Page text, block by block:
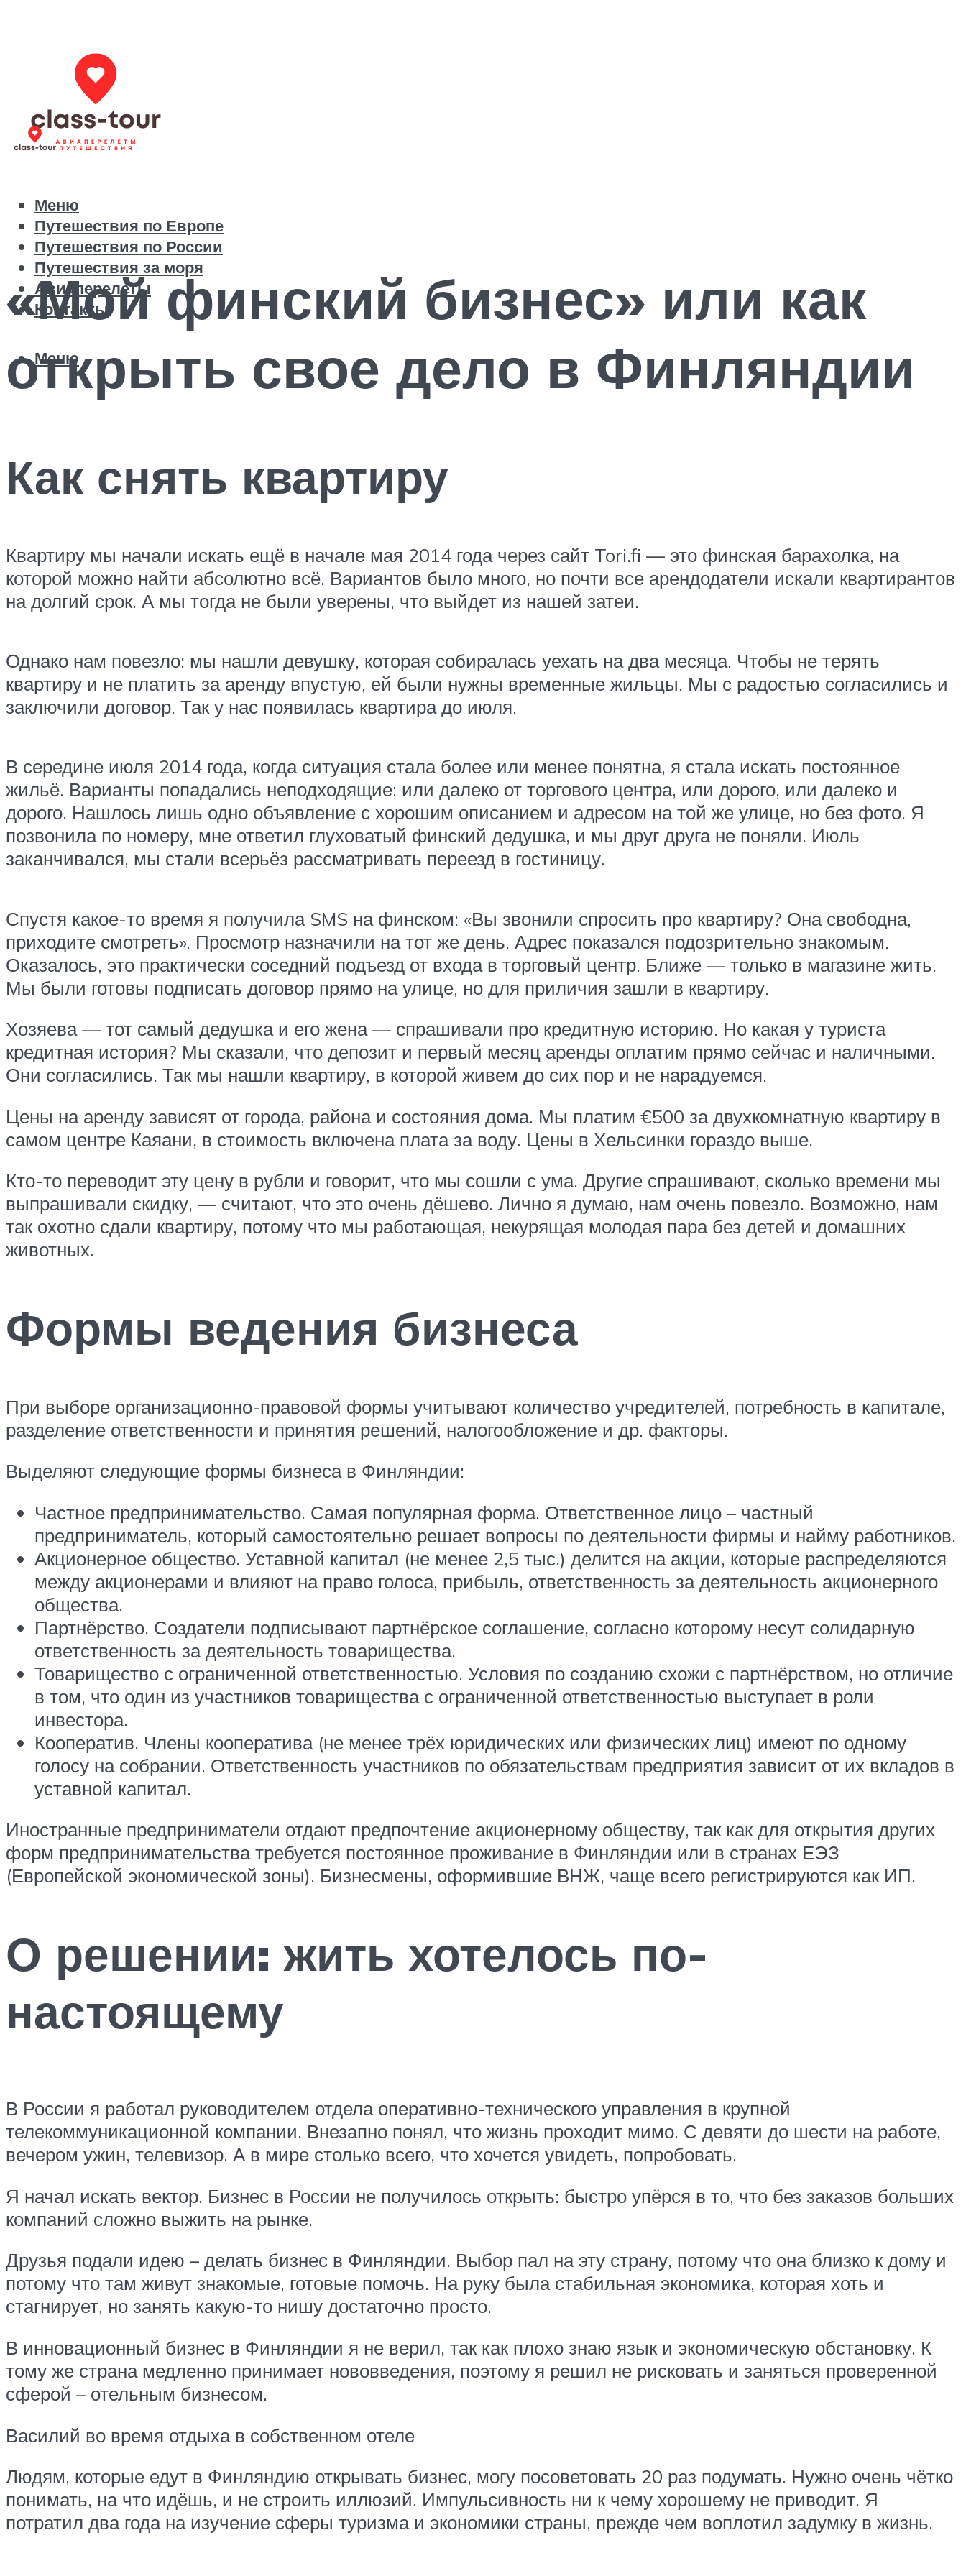
Путешествия по Европе
Путешествия по России
Путешествия за моря
Авиаперелеты
Контакты
Меню
Меню
«Мой финский бизнес» или как
открыть свое дело в Финляндии
Как снять квартиру
Квартиру мы начали искать ещё в начале мая 2014 года через сайт Tori.fi — это финская барахолка, на
которой можно найти абсолютно всё. Вариантов было много, но почти все арендодатели искали квартирантов
на долгий срок. А мы тогда не были уверены, что выйдет из нашей затеи.
Однако нам повезло: мы нашли девушку, которая собиралась уехать на два месяца. Чтобы не терять
квартиру и не платить за аренду впустую, ей были нужны временные жильцы. Мы с радостью согласились и
заключили договор. Так у нас появилась квартира до июля.
В середине июля 2014 года, когда ситуация стала более или менее понятна, я стала искать постоянное
жильё. Варианты попадались неподходящие: или далеко от торгового центра, или дорого, или далеко и
дорого. Нашлось лишь одно объявление с хорошим описанием и адресом на той же улице, но без фото. Я
позвонила по номеру, мне ответил глуховатый финский дедушка, и мы друг друга не поняли. Июль
заканчивался, мы стали всерьёз рассматривать переезд в гостиницу.
Спустя какое-то время я получила SMS на финском: «Вы звонили спросить про квартиру? Она свободна,
приходите смотреть». Просмотр назначили на тот же день. Адрес показался подозрительно знакомым.
Оказалось, это практически соседний подъезд от входа в торговый центр. Ближе — только в магазине жить.
Мы были готовы подписать договор прямо на улице, но для приличия зашли в квартиру.
Хозяева — тот самый дедушка и его жена — спрашивали про кредитную историю. Но какая у туриста
кредитная история? Мы сказали, что депозит и первый месяц аренды оплатим прямо сейчас и наличными.
Они согласились. Так мы нашли квартиру, в которой живем до сих пор и не нарадуемся.
Цены на аренду зависят от города, района и состояния дома. Мы платим €500 за двухкомнатную квартиру в
самом центре Каяани, в стоимость включена плата за воду. Цены в Хельсинки гораздо выше.
Кто-то переводит эту цену в рубли и говорит, что мы сошли с ума. Другие спрашивают, сколько времени мы
выпрашивали скидку, — считают, что это очень дёшево. Лично я думаю, нам очень повезло. Возможно, нам
так охотно сдали квартиру, потому что мы работающая, некурящая молодая пара без детей и домашних
животных.
Формы ведения бизнеса
При выборе организационно-правовой формы учитывают количество учредителей, потребность в капитале,
разделение ответственности и принятия решений, налогообложение и др. факторы.
Выделяют следующие формы бизнеса в Финляндии:
Частное предпринимательство. Самая популярная форма. Ответственное лицо – частный
предприниматель, который самостоятельно решает вопросы по деятельности фирмы и найму работников.
Акционерное общество. Уставной капитал (не менее 2,5 тыс.) делится на акции, которые распределяются
между акционерами и влияют на право голоса, прибыль, ответственность за деятельность акционерного
общества.
Партнёрство. Создатели подписывают партнёрское соглашение, согласно которому несут солидарную
ответственность за деятельность товарищества.
Товарищество с ограниченной ответственностью. Условия по созданию схожи с партнёрством, но отличие
в том, что один из участников товарищества с ограниченной ответственностью выступает в роли
инвестора.
Кооператив. Члены кооператива (не менее трёх юридических или физических лиц) имеют по одному
голосу на собрании. Ответственность участников по обязательствам предприятия зависит от их вкладов в
уставной капитал.
Иностранные предприниматели отдают предпочтение акционерному обществу, так как для открытия других
форм предпринимательства требуется постоянное проживание в Финляндии или в странах ЕЭЗ
(Европейской экономической зоны). Бизнесмены, оформившие ВНЖ, чаще всего регистрируются как ИП.
О решении: жить хотелось по-
настоящему
В России я работал руководителем отдела оперативно-технического управления в крупной
телекоммуникационной компании. Внезапно понял, что жизнь проходит мимо. С девяти до шести на работе,
вечером ужин, телевизор. А в мире столько всего, что хочется увидеть, попробовать.
Я начал искать вектор. Бизнес в России не получилось открыть: быстро упёрся в то, что без заказов больших
компаний сложно выжить на рынке.
Друзья подали идею – делать бизнес в Финляндии. Выбор пал на эту страну, потому что она близко к дому и
потому что там живут знакомые, готовые помочь. На руку была стабильная экономика, которая хоть и
стагнирует, но занять какую-то нишу достаточно просто.
В инновационный бизнес в Финляндии я не верил, так как плохо знаю язык и экономическую обстановку. К
тому же страна медленно принимает нововведения, поэтому я решил не рисковать и заняться проверенной
сферой – отельным бизнесом.
Василий во время отдыха в собственном отеле
Людям, которые едут в Финляндию открывать бизнес, могу посоветовать 20 раз подумать. Нужно очень чётко
понимать, на что идёшь, и не строить иллюзий. Импульсивность ни к чему хорошему не приводит. Я
потратил два года на изучение сферы туризма и экономики страны, прежде чем воплотил задумку в жизнь.